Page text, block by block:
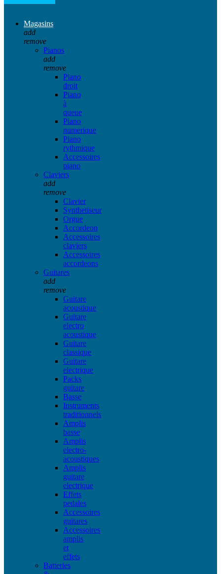
Magasins
add
remove
Pianos
add
remove
Piano
droit
Piano
à
queue
Piano
numerique
Piano
rythmique
Accessoires
piano
Claviers
add
remove
Clavier
Synthetiseur
Orgue
Accordeon
Accessoires
claviers
Accessoires
accordeons
Guitares
add
remove
Guitare
acoustique
Guitare
electro
acoustique
Guitare
classique
Guitare
electrique
Packs
guitare
Basse
Instruments
traditionnels
Amplis
basse
Amplis
electro-
acoustiques
Amplis
guitare
electrique
Effets
pedales
Accessoires
guitares
Accessoires
amplis
et
effets
Batteries